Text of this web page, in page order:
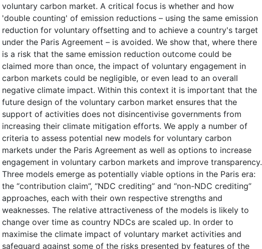
voluntary carbon market. A critical focus is whether and how
'double counting' of emission reductions – using the same emission
reduction for voluntary offsetting and to achieve a country's target
under the Paris Agreement – is avoided. We show that, where there
is a risk that the same emission reduction outcome could be
claimed more than once, the impact of voluntary engagement in
carbon markets could be negligible, or even lead to an overall
negative climate impact. Within this context it is important that the
future design of the voluntary carbon market ensures that the
support of activities does not disincentivise governments from
increasing their climate mitigation efforts. We apply a number of
criteria to assess potential new models for voluntary carbon
markets under the Paris Agreement as well as options to increase
engagement in voluntary carbon markets and improve transparency.
Three models emerge as potentially viable options in the Paris era:
the “contribution claim”, “NDC crediting” and “non-NDC crediting”
approaches, each with their own respective strengths and
weaknesses. The relative attractiveness of the models is likely to
change over time as country NDCs are scaled up. In order to
maximise the climate impact of voluntary market activities and
safeguard against some of the risks presented by features of the